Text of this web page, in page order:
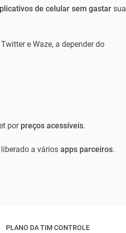
de celular sem gastar sua
e Waze, a depender do
por preços acessíveis.
a vários apps parceiros.
PLANO DA TIM CONTROLE